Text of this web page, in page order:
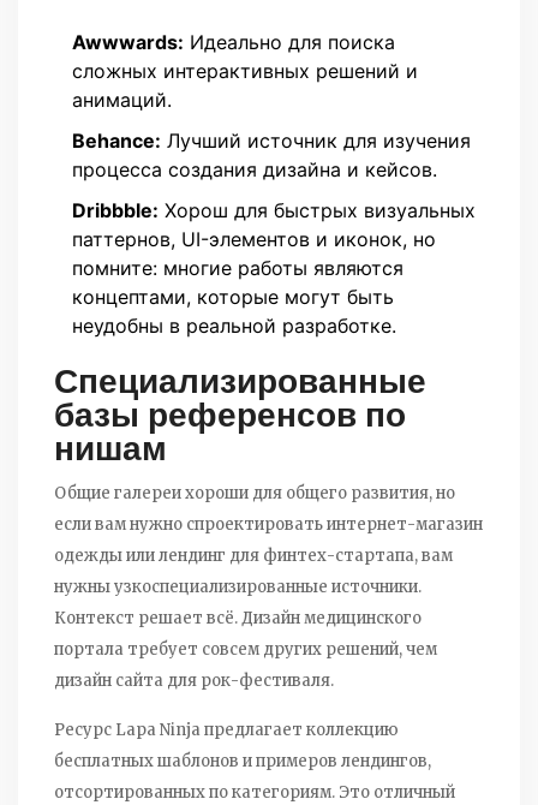
Awwwards: Идеально для поиска
сложных интерактивных решений и
анимаций.
Behance: Лучший источник для изучения
процесса создания дизайна и кейсов.
Dribbble: Хорош для быстрых визуальных
паттернов, UI-элементов и иконок, но
помните: многие работы являются
концептами, которые могут быть
неудобны в реальной разработке.
Специализированные
базы референсов по
нишам
Общие галереи хороши для общего развития, но
если вам нужно спроектировать интернет-магазин
одежды или лендинг для финтех-стартапа, вам
нужны узкоспециализированные источники.
Контекст решает всё. Дизайн медицинского
портала требует совсем других решений, чем
дизайн сайта для рок-фестиваля.
Ресурс Lapa Ninjaпредлагает коллекцию
бесплатных шаблонов и примеров лендингов,
отсортированных по категориям. Это отличный